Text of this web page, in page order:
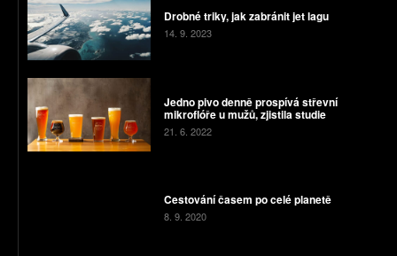
Drobné triky, jak zabránit jet lagu
14. 9. 2023
Jedno pivo denně prospívá střevní
mikroflóře u mužů, zjistila studie
21. 6. 2022
Cestování časem po celé planetě
8. 9. 2020